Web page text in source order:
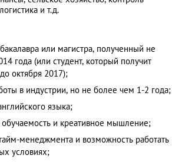
и т.д.
или магистра, полученный не
года (или студент, который получит
октября 2017);
в индустрии, но не более чем 1-2 года;
языка;
обучаемость и креативное мышление;
менеджмента и возможность работать
условиях;